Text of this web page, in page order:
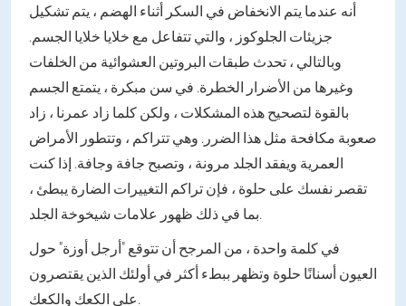
أنه عندما يتم الانخفاض في السكر أثناء الهضم ، يتم تشكيل
جزيئات الجلوكوز ، والتي تتفاعل مع خلايا خلايا الجسم.
وبالتالي ، تحدث طبقات البروتين العشوائية من الخلفات
وغيرها من الأضرار الخطرة. في سن مبكرة ، يتمتع الجسم
بالقوة لتصحيح هذه المشكلات ، ولكن كلما زاد عمرنا ، زاد
صعوبة مكافحة مثل هذا الضرر. وهي تتراكم ، وتتطور الأمراض
العمرية ويفقد الجلد مرونة ، وتصبح جافة وجافة. إذا كنت
تقصر نفسك على حلوة ، فإن تراكم التغييرات الضارة يبطئ ،
بما في ذلك ظهور علامات شيخوخة الجلد.
في كلمة واحدة ، من المرجح أن تتوقع "أرجل أوزة" حول
العيون أسنانًا حلوة وتظهر ببطء أكثر في أولئك الذين يقتصرون
على الكعك والكعك.